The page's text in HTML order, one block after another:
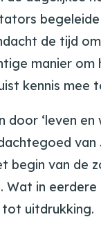
de tijd
manier
kennis mee
door ‘leven
begin van de
Wat in eerdere
uitdrukking.